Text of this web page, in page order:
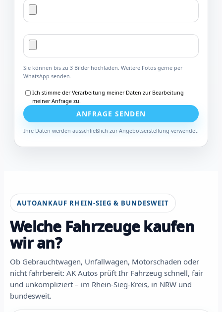
Sie können bis zu 3 Bilder hochladen. Weitere Fotos gerne per
WhatsApp senden.
Ich stimme der Verarbeitung meiner Daten zur Bearbeitung
meiner Anfrage zu.
ANFRAGE SENDEN
Ihre Daten werden ausschließlich zur Angebotserstellung verwendet.
AUTOANKAUF RHEIN-SIEG & BUNDESWEIT
Welche Fahrzeuge kaufen
wir an?
Ob Gebrauchtwagen, Unfallwagen, Motorschaden oder
nicht fahrbereit: AK Autos prüft Ihr Fahrzeug schnell, fair
und unkompliziert – im Rhein-Sieg-Kreis, in NRW und
bundesweit.